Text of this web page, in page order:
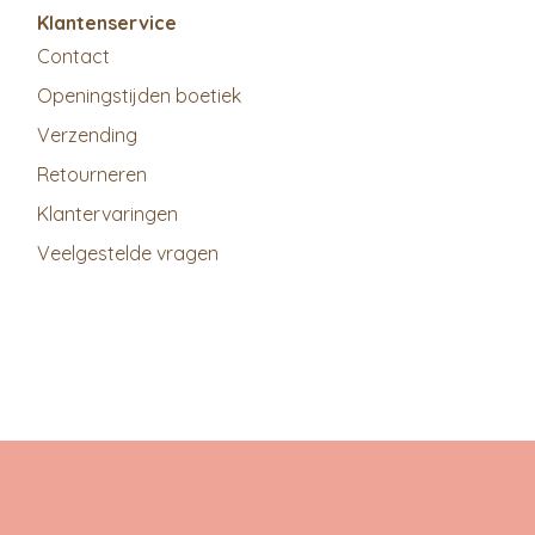
Klantenservice
Contact
Openingstijden boetiek
Verzending
Retourneren
Klantervaringen
Veelgestelde vragen